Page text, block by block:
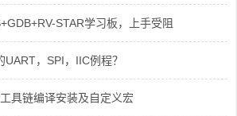
STAR学习板，上手受阻
，SPI，IIC例程？
具链编译安装及自定义宏